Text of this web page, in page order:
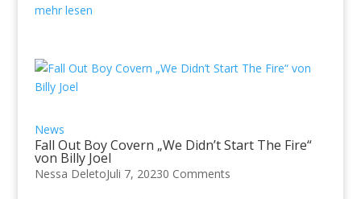
mehr lesen
News
Fall Out Boy Covern „We Didn’t Start The Fire“
von Billy Joel
Nessa DeletoJuli 7, 20230 Comments